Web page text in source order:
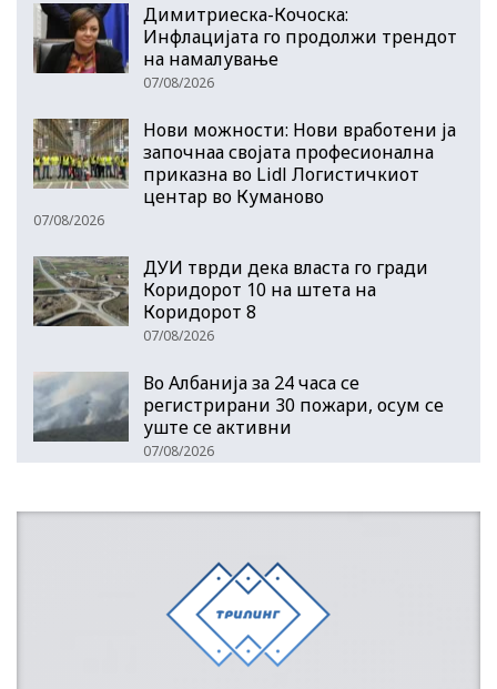
Димитриеска-Кочоска:
Инфлацијата го продолжи трендот
на намалување
07/08/2026
Нови можности: Нови вработени ја
започнаа својата професионална
приказна во Lidl Логистичкиот
центар во Куманово
07/08/2026
ДУИ тврди дека власта го гради
Коридорот 10 на штета на
Коридорот 8
07/08/2026
Во Албанија за 24 часа се
регистрирани 30 пожари, осум се
уште се активни
07/08/2026